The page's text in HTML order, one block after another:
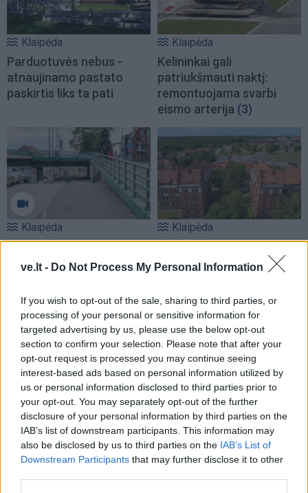
ve.lt - Do Not Process My Personal Information
If you wish to opt-out of the sale, sharing to third parties, or
processing of your personal or sensitive information for
targeted advertising by us, please use the below opt-out
section to confirm your selection. Please note that after your
opt-out request is processed you may continue seeing
interest-based ads based on personal information utilized by
us or personal information disclosed to third parties prior to
your opt-out. You may separately opt-out of the further
disclosure of your personal information by third parties on the
IAB’s list of downstream participants. This information may
also be disclosed by us to third parties on the IAB’s List of
Downstream Participants that may further disclose it to other
Klaipėda
Parduotuvės nebus -
atnaujinamo pastato
paskirtis liks ta pati
Klaipėda
Kelininkai gali
patriukšmauti naktį:
remontuojama svarbi
eismo arterija (3)
Klaipėda
Patiltė keliaujantiems į
keltą bus atidaryta rudenį
Klaipėda
Klaipėdos universitetui
suteiktas pedagogų
Klaipėda
Pareigūnės išėjo į miesto
parką: ragino senjorus
nepasiduoti sukčių
vilionėms(2)
Klaipėda
Kviečia pasinaudoti
papildomu priėmimu – dar
liko ir valstybės
finansuojamų vietų